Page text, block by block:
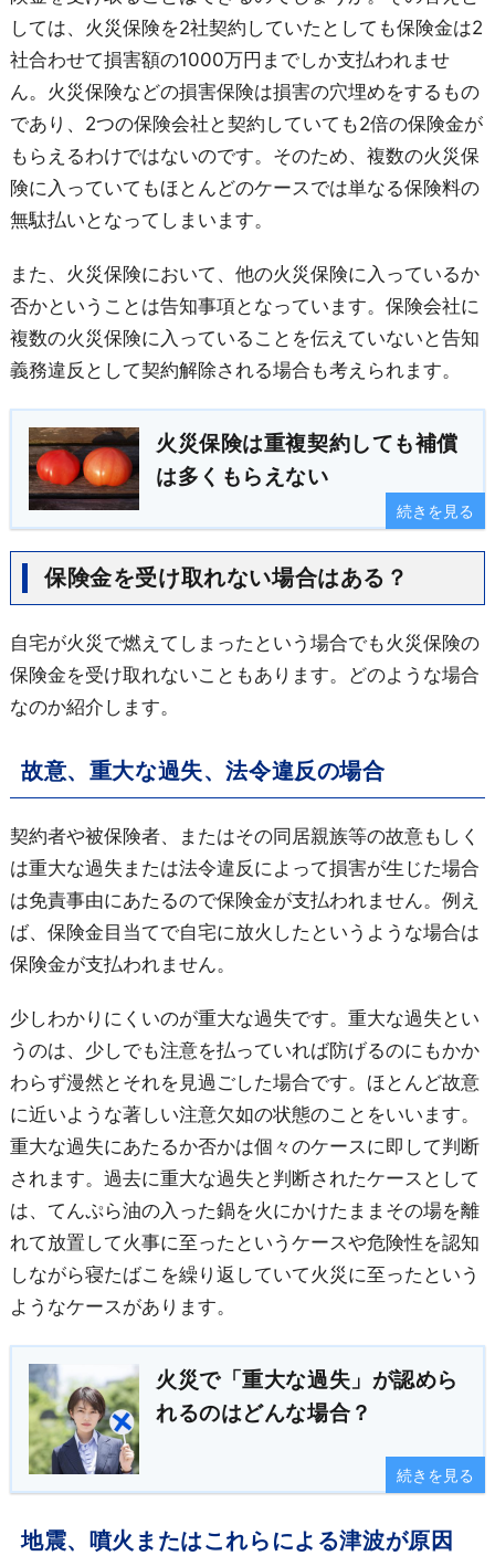
しては、火災保険を2社契約していたとしても保険金は2
社合わせて損害額の1000万円までしか支払われませ
ん。火災保険などの損害保険は損害の穴埋めをするもの
であり、2つの保険会社と契約していても2倍の保険金が
もらえるわけではないのです。そのため、複数の火災保
険に入っていてもほとんどのケースでは単なる保険料の
無駄払いとなってしまいます。
また、火災保険において、他の火災保険に入っているか
否かということは告知事項となっています。保険会社に
複数の火災保険に入っていることを伝えていないと告知
義務違反として契約解除される場合も考えられます。
火災保険は重複契約しても補償
は多くもらえない
続きを見る
保険金を受け取れない場合はある？
自宅が火災で燃えてしまったという場合でも火災保険の
保険金を受け取れないこともあります。どのような場合
なのか紹介します。
故意、重大な過失、法令違反の場合
契約者や被保険者、またはその同居親族等の故意もしく
は重大な過失または法令違反によって損害が生じた場合
は免責事由にあたるので保険金が支払われません。例え
ば、保険金目当てで自宅に放火したというような場合は
保険金が支払われません。
少しわかりにくいのが重大な過失です。重大な過失とい
うのは、少しでも注意を払っていれば防げるのにもかか
わらず漫然とそれを見過ごした場合です。ほとんど故意
に近いような著しい注意欠如の状態のことをいいます。
重大な過失にあたるか否かは個々のケースに即して判断
されます。過去に重大な過失と判断されたケースとして
は、てんぷら油の入った鍋を火にかけたままその場を離
れて放置して火事に至ったというケースや危険性を認知
しながら寝たばこを繰り返していて火災に至ったという
ようなケースがあります。
火災で「重大な過失」が認めら
れるのはどんな場合？
続きを見る
地震、噴火またはこれらによる津波が原因